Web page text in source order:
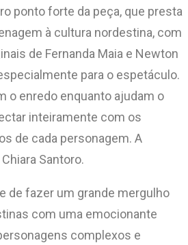
ponto forte da peça, que presta
à cultura nordestina, com
de Fernanda Maia e Newton
para o espetáculo.
o enredo enquanto ajudam o
inteiramente com os
de cada personagem. A
Santoro.
de fazer um grande mergulho
com uma emocionante
complexos e